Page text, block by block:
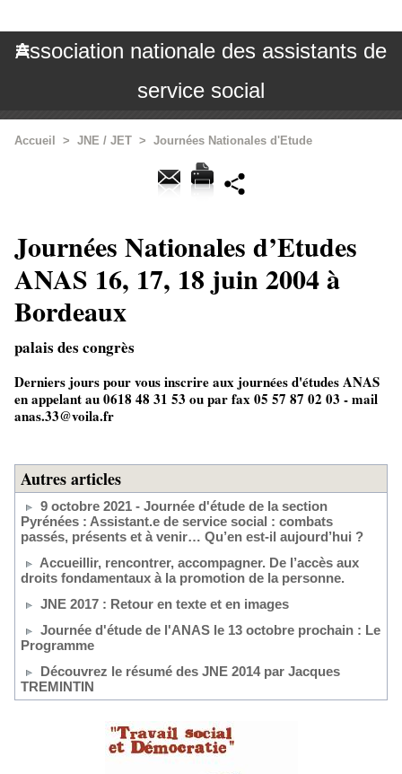
Association nationale des assistants de
service social
Accueil > JNE / JET > Journées Nationales d'Etude
Journées Nationales d’Etudes
ANAS 16, 17, 18 juin 2004 à
Bordeaux
palais des congrès
Derniers jours pour vous inscrire aux journées d'études ANAS
en appelant au 0618 48 31 53 ou par fax 05 57 87 02 03 - mail
anas.33@voila.fr
Autres articles
9 octobre 2021 - Journée d'étude de la section
Pyrénées : Assistant.e de service social : combats
passés, présents et à venir… Qu’en est-il aujourd’hui ?
Accueillir, rencontrer, accompagner. De l’accès aux
droits fondamentaux à la promotion de la personne.
JNE 2017 : Retour en texte et en images
Journée d'étude de l'ANAS le 13 octobre prochain : Le
Programme
Découvrez le résumé des JNE 2014 par Jacques
TREMINTIN